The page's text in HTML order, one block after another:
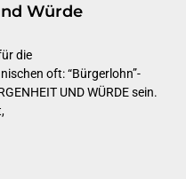
Würde
die
oft: “Bürgerlohn”-
UND WÜRDE sein.